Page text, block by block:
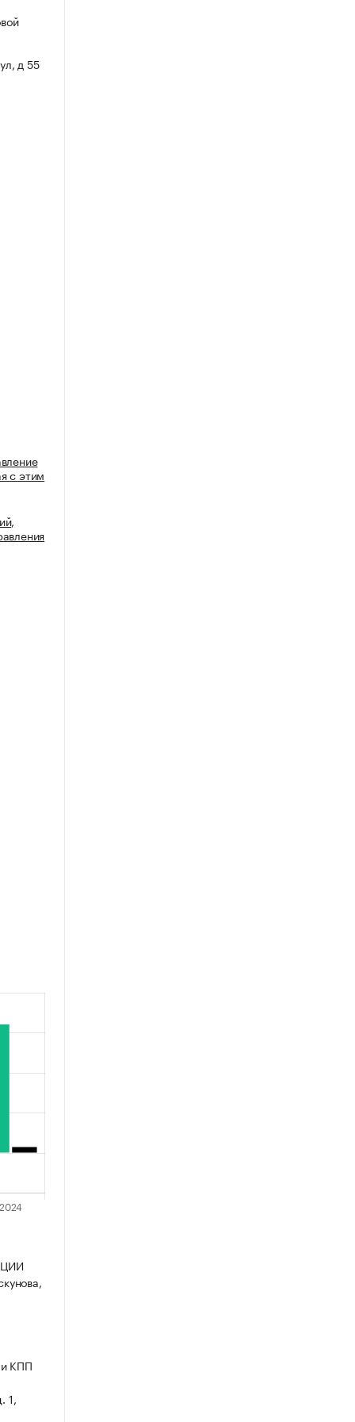
д 55
с этим
КПП
1,